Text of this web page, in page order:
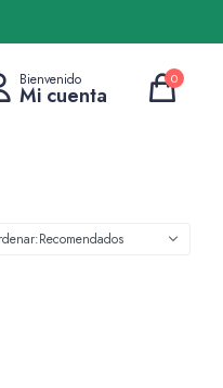
0
Recomendados